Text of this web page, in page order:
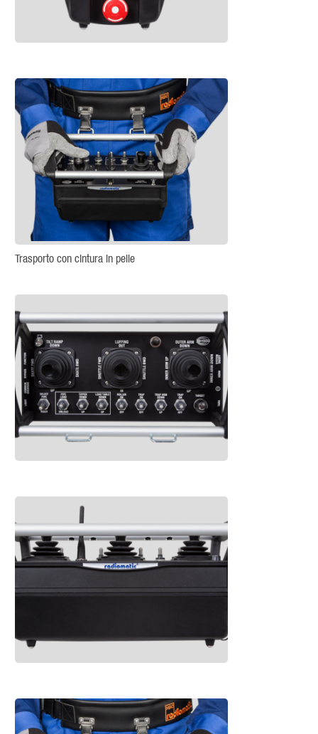
Trasporto con cintura in pelle